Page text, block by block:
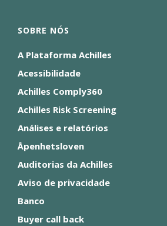
SOBRE NÓS
A Plataforma Achilles
Acessibilidade
Achilles Comply360
Achilles Risk Screening
Análises e relatórios
Åpenhetsloven
Auditorias da Achilles
Aviso de privacidade
Banco
Buyer call back